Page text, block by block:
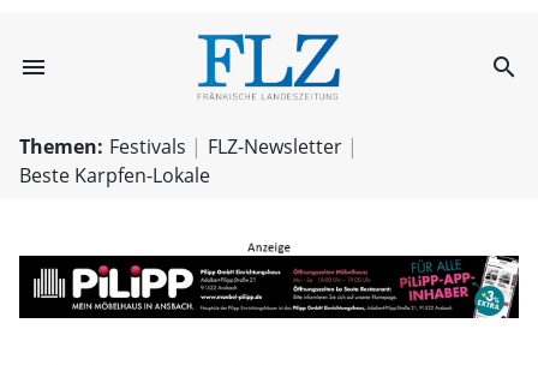
menu Eine eigene search
Themen: Festivals
FLZ-Newsletter
Beste Karpfen-Lokale